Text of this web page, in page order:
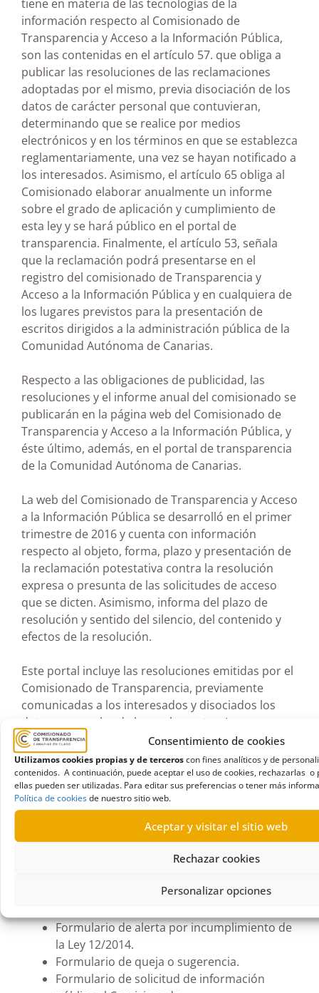
Consentimiento de cookies
Utilizamos cookies propias y de terceroscon fines analíticos y de
contenidos. A continuación, puede aceptar el uso de cookies, rechazarlas
ellas pueden ser utilizadas. Para editar sus preferencias o tener más
Política de cookiesde nuestro sitio web.
Aceptar y visitar el sitio web
Rechazar cookies
Personalizar opciones
tiene en materia de las tecnologías de la
información respecto al Comisionado de
Transparencia y Acceso a la Información Pública,
son las contenidas en el artículo 57. que obliga a
publicar las resoluciones de las reclamaciones
adoptadas por el mismo, previa disociación de los
datos de carácter personal que contuvieran,
determinando que se realice por medios
electrónicos y en los términos en que se establezca
reglamentariamente, una vez se hayan notificado a
los interesados. Asimismo, el artículo 65 obliga al
Comisionado elaborar anualmente un informe
sobre el grado de aplicación y cumplimiento de
esta ley y se hará público en el portal de
transparencia. Finalmente, el artículo 53, señala
que la reclamación podrá presentarse en el
registro del comisionado de Transparencia y
Acceso a la Información Pública y en cualquiera de
los lugares previstos para la presentación de
escritos dirigidos a la administración pública de la
Comunidad Autónoma de Canarias.
Respecto a las obligaciones de publicidad, las
resoluciones y el informe anual del comisionado se
publicarán en la página web del Comisionado de
Transparencia y Acceso a la Información Pública, y
éste último, además, en el portal de transparencia
de la Comunidad Autónoma de Canarias.
La web del Comisionado de Transparencia y Acceso
a la Información Pública se desarrolló en el primer
trimestre de 2016 y cuenta con información
respecto al objeto, forma, plazo y presentación de
la reclamación potestativa contra la resolución
expresa o presunta de las solicitudes de acceso
que se dicten. Asimismo, informa del plazo de
resolución y sentido del silencio, del contenido y
efectos de la resolución.
Este portal incluye las resoluciones emitidas por el
Comisionado de Transparencia, previamente
comunicadas a los interesados y disociados los
datos personales de los reclamantes. Las
publicadas hasta la fecha son un total de 108,
todas correspondientes a 2015 Y 2016.
También incorpora una serie de modelos
normalizados a cumplimentar con formatos
preestablecidos, sin perjuicio de que se admitirá
cualquier solicitud, escrito o comunicación distinta
de los anteriores que cumpla con la normativa:
Formulario de denuncia por incumplimiento
Formulario de alerta por incumplimiento de
la Ley 12/2014.
Formulario de queja o sugerencia.
Formulario de solicitud de información